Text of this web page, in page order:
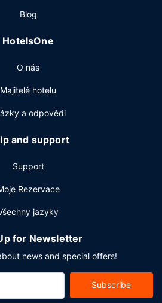
příplatek budete zváni na
8:00 do 13:00.
provozem. K pořádání obchodních
konferenční centrum a
je zdarma poskytována tato
doprava z a na letiště podle
Blog
HotelsOne
O nás
Majitelé hotelu
a odpovědi
and support
Support
Rezervace
jazyky
for Newsletter
news and special offers!
Subscribe